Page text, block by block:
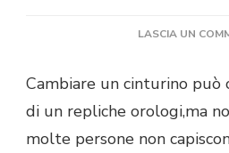
LASCIA UN
Cambiare un cinturino può
di un repliche orologi,ma
molte persone non